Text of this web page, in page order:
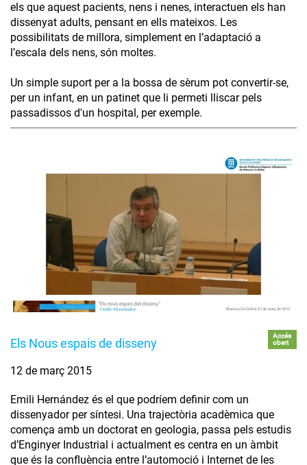
els que aquest pacients, nens i nenes, interactuen els han
dissenyat adults, pensant en ells mateixos. Les
possibilitats de millora, simplement en l’adaptació a
l’escala dels nens, són moltes.
Un simple suport per a la bossa de sèrum pot convertir-se,
per un infant, en un patinet que li permeti lliscar pels
passadissos d'un hospital, per exemple.
Els Nous espais de disseny
Accés
obert
12 de març 2015
Emili Hernández és el que podríem definir com un
dissenyador per síntesi. Una trajectòria acadèmica que
comença amb un doctorat en geologia, passa pels estudis
d’Enginyer Industrial i actualment es centra en un àmbit
que és la confluència entre l’automoció i Internet de les